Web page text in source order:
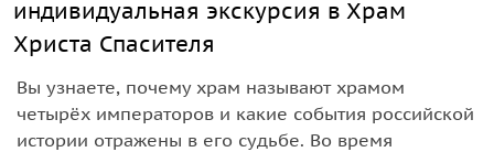
индивидуальная экскурсия в Храм
Христа Спасителя
Вы узнаете, почему храм называют храмом
четырёх императоров и какие события российской
истории отражены в его судьбе. Во время